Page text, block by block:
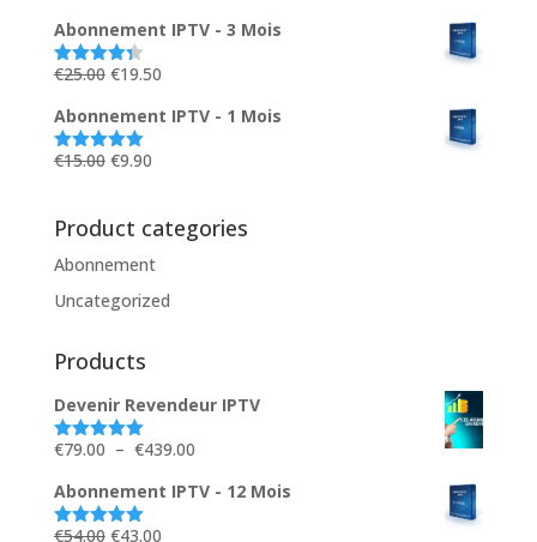
initial
était :
actuel
est :
Abonnement IPTV - 3 Mois
Note4.33
€25.00 Le
initial
était :
€19.50Le
actuel
Abonnement IPTV - 1 Mois
Note5.00
€15.00 Le
était :
€15.00.
€9.90Le
est :
€9.90.
Product categories
Abonnement
Uncategorized
Products
Devenir Revendeur IPTV
Note5.00
€79.00 – €439.00Plage
prix :
Abonnement IPTV - 12 Mois
Note5.00
€54.00 Le
€43.00Le